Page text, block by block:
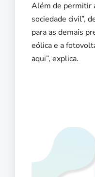
Além de permitir
sociedade civil”,
para as demais
eólica e a
aqui”, explica.